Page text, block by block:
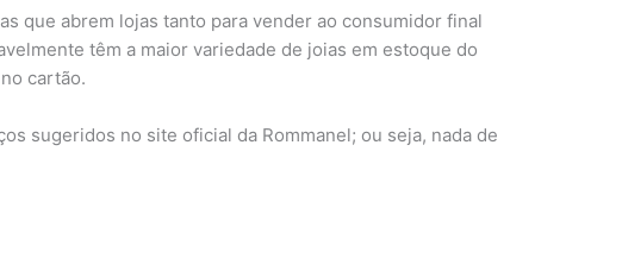
que abrem lojas tanto para vender ao consumidor final
têm a maior variedade de joias em estoque do
cartão.
sugeridos no site oficial da Rommanel; ou seja, nada de